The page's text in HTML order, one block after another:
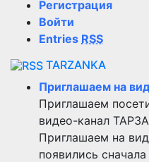
Регистрация
Войти
Entries RSS
TARZANKA
Приглашаем на
Приглашаем
видео-канал
Приглашаем на
появились сначала